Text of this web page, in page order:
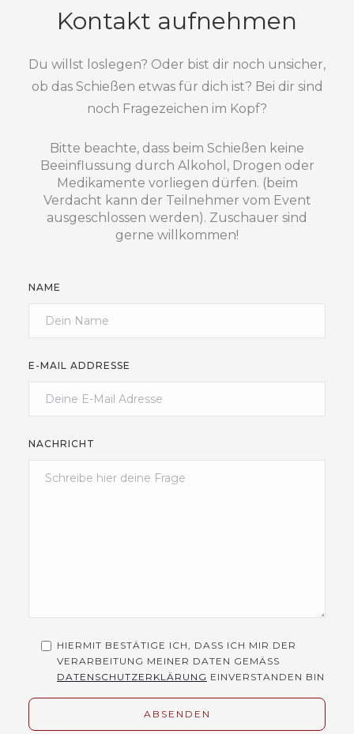
Kontakt aufnehmen
Du willst loslegen? Oder bist dir noch unsicher,
ob das Schießen etwas für dich ist? Bei dir sind
noch Fragezeichen im Kopf?
Bitte beachte, dass beim Schießen keine
Beeinflussung durch Alkohol, Drogen oder
Medikamente vorliegen dürfen. (beim
Verdacht kann der Teilnehmer vom Event
ausgeschlossen werden). Zuschauer sind
gerne willkommen!
NAME
E-MAIL ADDRESSE
NACHRICHT
HIERMIT BESTÄTIGE ICH, DASS ICH MIR DER
VERARBEITUNG MEINER DATEN GEMÄSS
DATENSCHUTZERKLÄRUNG EINVERSTANDEN BIN